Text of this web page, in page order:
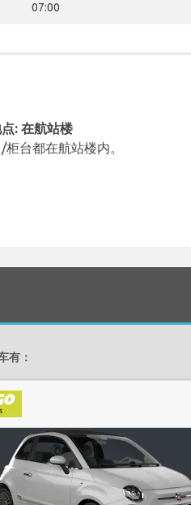
07:00
: 在航站楼
台都在航站楼内。
有：